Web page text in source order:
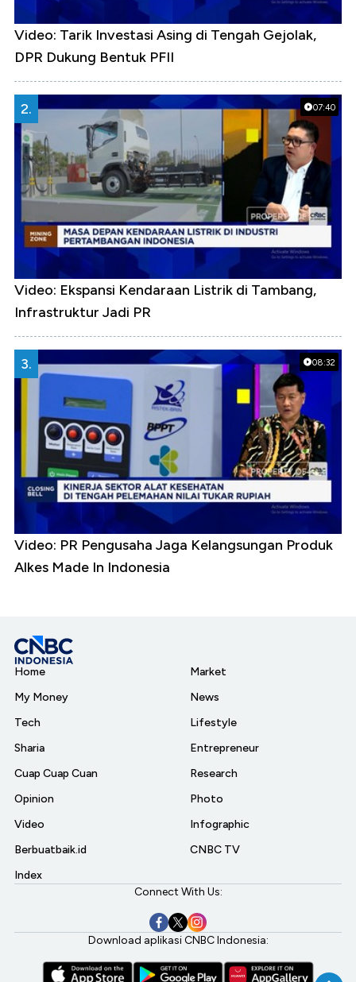
Video: Tarik Investasi Asing di Tengah Gejolak,
DPR Dukung Bentuk PFII
07:40
2.
Video: Ekspansi Kendaraan Listrik di Tambang,
Infrastruktur Jadi PR
08:32
3.
Video: PR Pengusaha Jaga Kelangsungan Produk
Alkes Made In Indonesia
Home
My Money
Tech
Sharia
Cuap Cuap Cuan
Opinion
Video
Berbuatbaik.id
Index
Market
News
Lifestyle
Entrepreneur
Research
Photo
Infographic
CNBC TV
Connect With Us:
Download aplikasi CNBC Indonesia: